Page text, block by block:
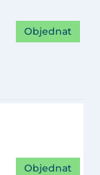
Objednat
Objednat